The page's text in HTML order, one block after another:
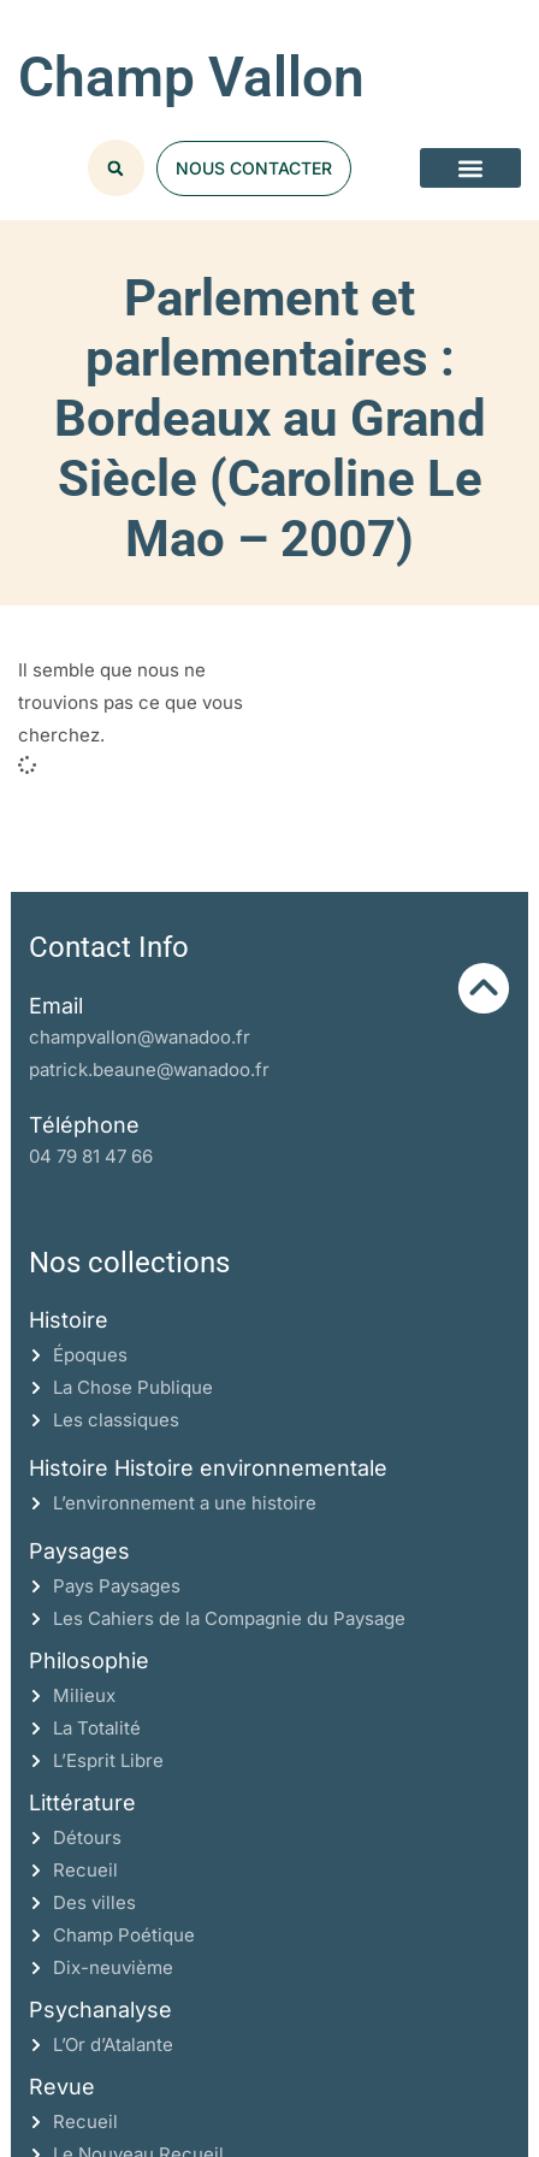
Champ Vallon
NOUS CONTACTER
Parlement et
parlementaires :
Bordeaux au Grand
Siècle (Caroline Le
Mao – 2007)
Il semble que nous ne
trouvions pas ce que vous
cherchez.
Contact Info
Email
champvallon@wanadoo.fr
patrick.beaune@wanadoo.fr
Téléphone
04 79 81 47 66
Nos collections
Histoire
Époques
La Chose Publique
Les classiques
Histoire Histoire environnementale
L’environnement a une histoire
Paysages
Pays Paysages
Les Cahiers de la Compagnie du Paysage
Philosophie
Milieux
La Totalité
L’Esprit Libre
Littérature
Détours
Recueil
Des villes
Champ Poétique
Dix-neuvième
Psychanalyse
L’Or d’Atalante
Revue
Recueil